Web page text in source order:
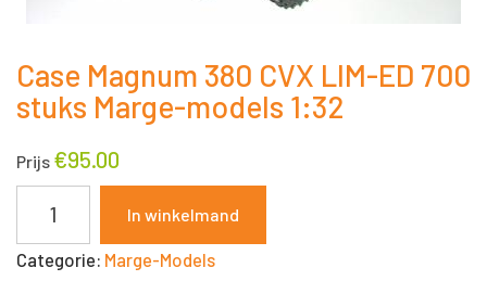
Case Magnum 380 CVX LIM-ED 700
stuks Marge-models 1:32
Prijs €95.00
380
In winkelmand
Categorie: Marge-Models